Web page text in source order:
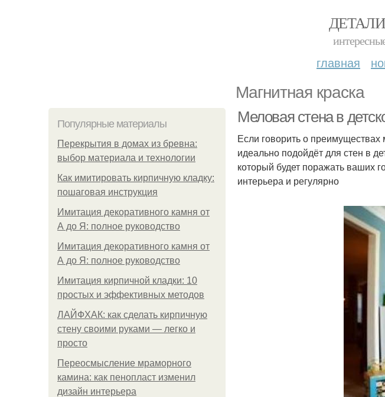
главная
Магнитная краска
Популярные материалы
Перекрытия в домах из бревна:
выбор материала и технологии
Как имитировать кирпичную кладку:
пошаговая инструкция
Имитация декоративного камня от
А до Я: полное руководство
Имитация декоративного камня от
А до Я: полное руководство
Имитация кирпичной кладки: 10
простых и эффективных методов
ЛАЙФХАК: как сделать кирпичную
стену своими руками — легко и
просто
Переосмысление мраморного
камина: как пенопласт изменил
дизайн интерьера
Меловая стена в
Если говорить о преимуществах
идеально подойдёт для стен в
который будет поражать ваших
интерьера и регулярно